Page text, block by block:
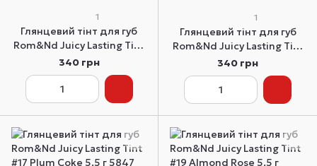
1
Глянцевий тінт для губ
Rom&Nd Juicy Lasting Tint
#09 Litchi Coral 5.5 г
340 грн
1
Глянцевий тінт для губ
Rom&Nd Juicy Lasting Tint
#16 Corni Soda 5.5 г
340 грн